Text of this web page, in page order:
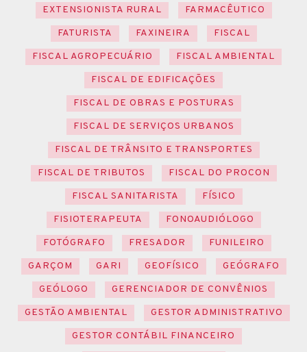
EXTENSIONISTA RURAL
FARMACÊUTICO
FATURISTA
FAXINEIRA
FISCAL
FISCAL AGROPECUÁRIO
FISCAL AMBIENTAL
FISCAL DE EDIFICAÇÕES
FISCAL DE OBRAS E POSTURAS
FISCAL DE SERVIÇOS URBANOS
FISCAL DE TRÂNSITO E TRANSPORTES
FISCAL DE TRIBUTOS
FISCAL DO PROCON
FISCAL SANITARISTA
FÍSICO
FISIOTERAPEUTA
FONOAUDIÓLOGO
FOTÓGRAFO
FRESADOR
FUNILEIRO
GARÇOM
GARI GEOFÍSICO
GEÓGRAFO
GEÓLOGO
GERENCIADOR DE CONVÊNIOS
GESTÃO AMBIENTAL
GESTOR ADMINISTRATIVO
GESTOR CONTÁBIL FINANCEIRO